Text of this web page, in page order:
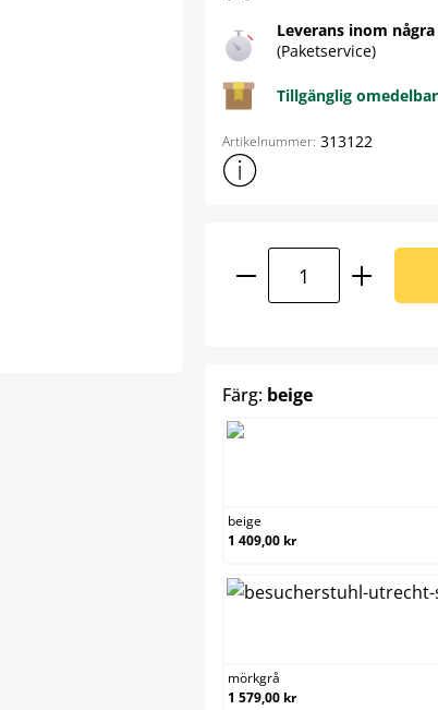
Leverans inom
(Paketservice)
Tillgänglig
Artikelnummer: 313122
Visa mer produktinformation
Färg: beigeselect
beige
1 409,00 kr
mörkgrå
1 579,00 kr